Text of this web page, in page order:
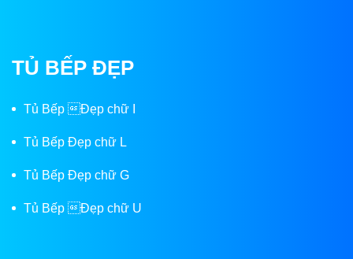
TỦ BẾP ĐẸP
Tủ Bếp Đẹp chữ I
Tủ Bếp Đẹp chữ L
Tủ Bếp Đẹp chữ G
Tủ Bếp Đẹp chữ U